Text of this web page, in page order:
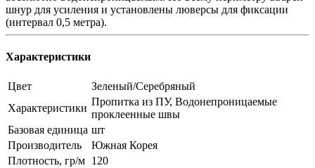
шнур для усиления и установлены люверсы для фиксации
(интервал 0,5 метра).
Характеристики
Цвет
Зеленый/Серебряный
Характеристики
Пропитка из ПУ, Водонепроницаемые
проклеенные швы
Базовая единица шт
Производитель
Южная Корея
Плотность, гр/м 120